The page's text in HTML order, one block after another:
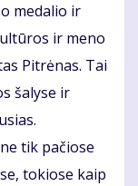
medalio ir
ir meno
Pitrėnas. Tai
šalyse ir
tik pačiose
tokiose kaip